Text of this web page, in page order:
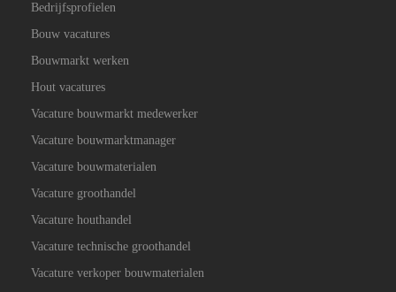
Bedrijfsprofielen
Bouw vacatures
Bouwmarkt werken
Hout vacatures
Vacature bouwmarkt medewerker
Vacature bouwmarktmanager
Vacature bouwmaterialen
Vacature groothandel
Vacature houthandel
Vacature technische groothandel
Vacature verkoper bouwmaterialen